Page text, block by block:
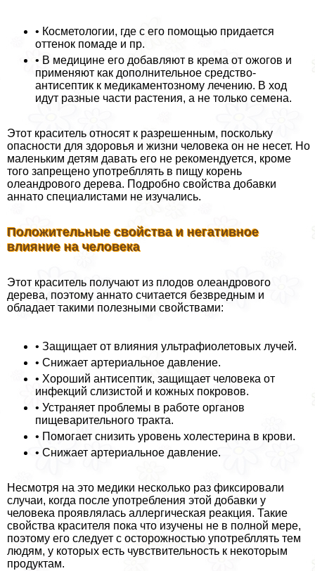
• Косметологии, где с его помощью придается
оттенок помаде и пр.
• В медицине его добавляют в крема от ожогов и
применяют как дополнительное средство-
антисептик к медикаментозному лечению. В ход
идут разные части растения, а не только семена.
Этот краситель относят к разрешенным, поскольку
опасности для здоровья и жизни человека он не несет. Но
маленьким детям давать его не рекомендуется, кроме
того запрещено употрeбллять в пищу корень
олеандрового дерева. Подробно свойства добавки
аннато специалистами не изучались.
Положительные свойства и негативное
влияние на человека
Этот краситель получают из плодов олеандрового
дерева, поэтому аннато считается безвредным и
обладает такими полезными свойствами:
• Защищает от влияния ультрафиолетовых лучей.
• Снижает артериальное давление.
• Хороший антисептик, защищает человека от
инфекций слизистой и кожных покровов.
• Устраняет проблемы в работе органов
пищеварительного тpaкта.
• Помогает снизить уровень холестерина в крови.
• Снижает артериальное давление.
Несмотря на это медики несколько раз фиксировали
случаи, когда после употрeбления этой добавки у
человека проявлялась аллергическая реакция. Такие
свойства красителя пока что изучены не в полной мере,
поэтому его следует с осторожностью употрeбллять тем
людям, у которых есть чувствительность к некоторым
продуктам.